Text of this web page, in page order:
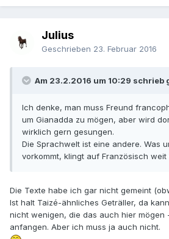
Julius
Geschrieben 23. Februar 2016
Am 23.2.2016 um 10:29 schrieb
Ich denke, man muss Freund
um Gianadda zu mögen, aber wird
wirklich gern gesungen.
Die Sprachwelt ist eine andere. Was
vorkommt, klingt auf Französisch weit
Die Texte habe ich gar nicht gemeint
Ist halt Taizé-ähnliches Geträller, da
nicht wenigen, die das auch hier mögen
anfangen. Aber ich muss ja auch nicht.